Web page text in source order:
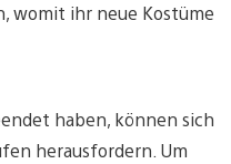
womit ihr neue Kostüme
haben, können sich
herausfordern. Um